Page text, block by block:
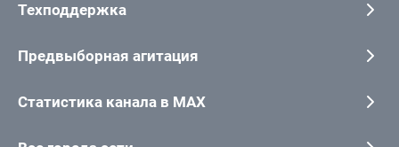
Техподдержка
Предвыборная агитация
Статистика канала в MAX